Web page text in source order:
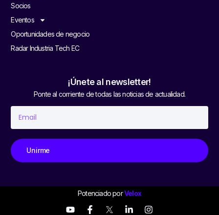
Socios
Eventos
Oportunidades de negocio
Radar Industria Tech EC
¡Únete al newsletter!
Ponte al corriente de todas las noticias de actualidad.
Unirme
Potenciado porVelox